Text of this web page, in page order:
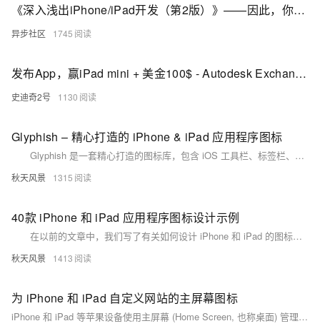
《深入浅出iPhone/iPad开发（第2版）》——因此，你想要建立一个iOS应用程序……
异步社区 1745
发布App，赢iPad mini + 美金100$ - Autodesk Exchange 应用程序发布竞赛
史迪奇2号 1130
Glyphish – 精心打造的 iPhone & iPad 应用程序图标
Glyphish 是一套精心打造的图标库，包含 iOS 工具栏、标签栏、导航条等等，Glyphish 图标也完美的用在 Android、Windows Mobile App 和移动网站的 UI 设计等。
秋天风景 1315
40款 iPhone 和 iPad 应用程序图标设计示例
在以前的文章中，我们写了有关如何设计 iPhone 和 iPad 的图标。为了获取灵感，让我们一起来看看一些全新设计理念的 iOS 应用程序图标。下面展示40款 iPhone 和 iPad 应用程序图标设计示例，如果你正在寻找类似的作品，记得收藏起来。
秋天风景 1413
为 iPhone 和 iPad 自定义网站的主屏幕图标
iPhone 和 iPad 等苹果设备使用主屏幕 (Home Screen, 也称桌面) 管理应用程序, 还可以通过浏览器的添加到主屏幕功能将网站链接作为快捷方式添加为主屏幕图标. 是否你也想过为网站定义一个图标, 如果用户将网站添加至主屏幕, 网站链接看起来更像原生程序, 也能获得更多的关注.